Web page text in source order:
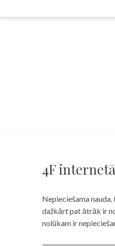
to
4F internetā
Nepieciešama
dažkārt pat ātrāk ir
nolūkam ir